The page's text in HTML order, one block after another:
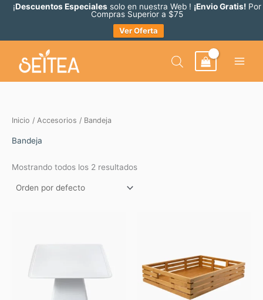
¡Descuentos Especialessolo en nuestra Web ! ¡Envio Gratis!Por
Compras Superior a $75
Ver Oferta
Inicio / Accesorios / Bandeja
Bandeja
Mostrando todos los 2 resultados